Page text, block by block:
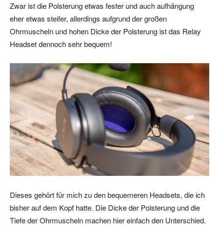
Zwar ist die Polsterung etwas fester und auch aufhängung
eher etwas steifer, allerdings aufgrund der großen
Ohrmuscheln und hohen Dicke der Polsterung ist das Relay
Headset dennoch sehr bequem!
Dieses gehört für mich zu den bequemeren Headsets, die ich
bisher auf dem Kopf hatte. Die Dicke der Polsterung und die
Tiefe der Ohrmuscheln machen hier einfach den Unterschied.